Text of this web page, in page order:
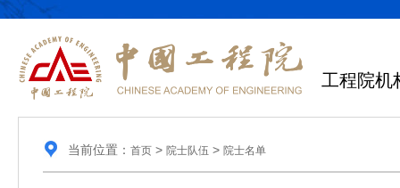
工程院机
当前位置： 首页> 院士队伍 > 院士名单